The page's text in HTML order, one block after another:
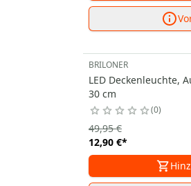
BRILONER
LED Deckenleuchte,
30 cm
0
12,90 €*
49,95 €